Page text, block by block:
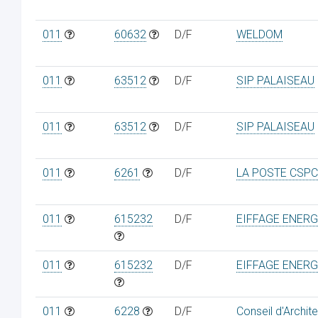
011 60632 D/F WELDOM
011 63512 D/F SIP PALAISEAU
011 63512 D/F SIP PALAISEAU
011 6261 D/F LA POSTE
011 615232 D/F EIFFAGE
011 615232 D/F EIFFAGE
011 6228 D/F Conseil